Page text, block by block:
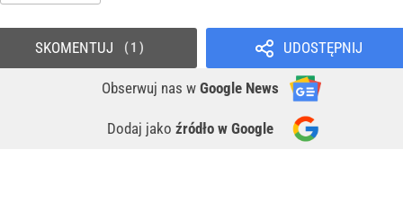
UDOSTĘPNIJ
Obserwuj nas w Google News
Dodaj jako źródło w Google
SKOMENTUJ 1